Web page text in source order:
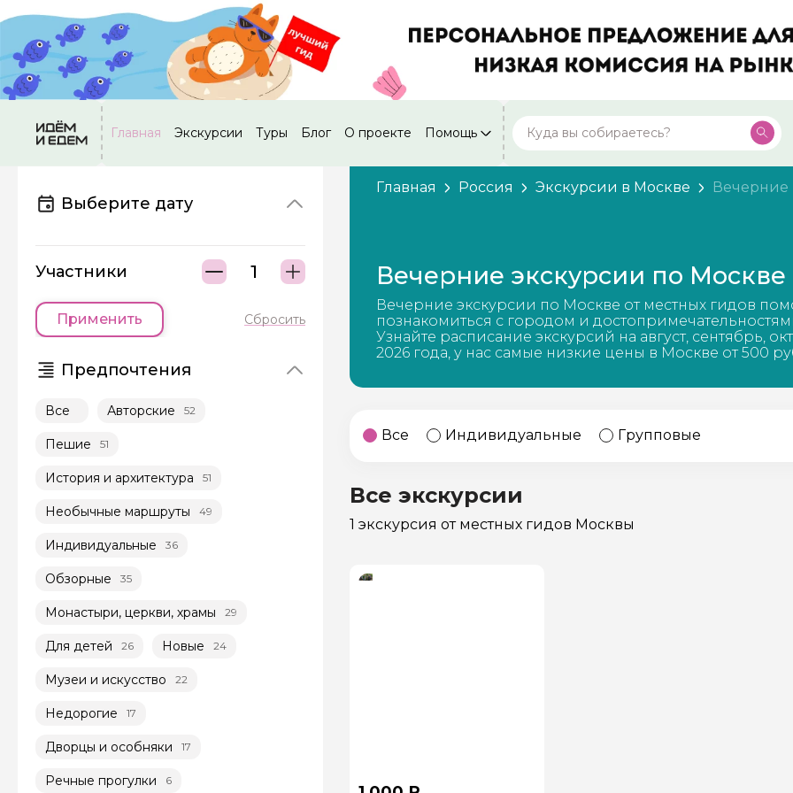
Главная Экскурсии Туры Блог О проекте Помощь
Москва
Россия
Россия
Калининград
Россия
28 экскурсий
Кисловодск
Россия
20 экскурсий
Дербент
Посмотреть все города
Выберите дату
Участники
Применить Сбросить
Предпочтения
Все Авторские 52
Пешие 51
История и архитектура 51
Необычные маршруты 49
Индивидуальные 36
Обзорные 35
Монастыри, церкви, храмы 29
Для детей 26 Новые 24
Музеи и искусство 22
Недорогие 17
Дворцы и особняки 17
Речные прогулки 6
Главная Россия Экскурсии в Москве Вечерние
Вечерние экскурсии по Москве
Вечерние экскурсии по Москве от местных гидов
познакомиться с городом и
Узнайте расписание экскурсий на август, сентябрь,
2026 года, у нас самые низкие цены в Москве от 500
Все Индивидуальные Групповые
Все экскурсии
1 экскурсия от местных гидов Москвы